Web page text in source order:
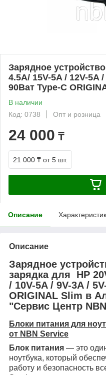
Зарядное
4.5A/ 15V-5A / 12V-5A
90Ват Type-C
В наличии
Код: 0738
Опт и розница
24 000 ₸
21 000 ₸ от 5 шт.
Описание
Описание
Зарядное
зарядка для HP
/ 10V-5A / 9V-3A /
ORIGINAL Slim в
"Сервис Центр
Блоки питания для
от NBN Service
Блок питания — это
ноутбука, который
работу и безопасность